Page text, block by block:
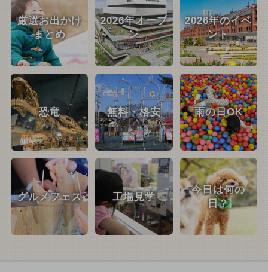
厳選お出かけ
まとめ
2026年オープ
ン
2026年のイベ
ント
恐竜 無料・格安 雨の日OK
グルメフェス 工場見学
今日は何の
日？